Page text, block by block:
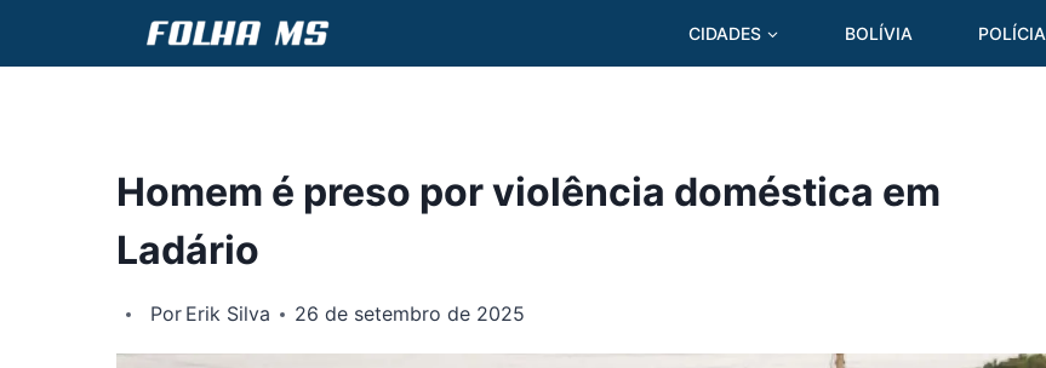
CIDADES BOLÍVIA POLÍCIA
Homem é preso por violência doméstica em
Ladário
Por Erik Silva 26 de setembro de 2025